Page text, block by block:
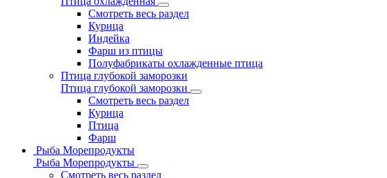
Смотреть весь раздел
Курица
Индейка
Фарш из птицы
Полуфабрикаты охлажденные птица
Птица глубокой заморозки
Птица глубокой заморозки
Смотреть весь раздел
Курица
Птица
Фарш
Рыба Морепродукты
Рыба Морепродукты
Смотреть весь раздел